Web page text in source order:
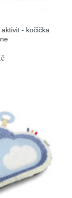
- kočička